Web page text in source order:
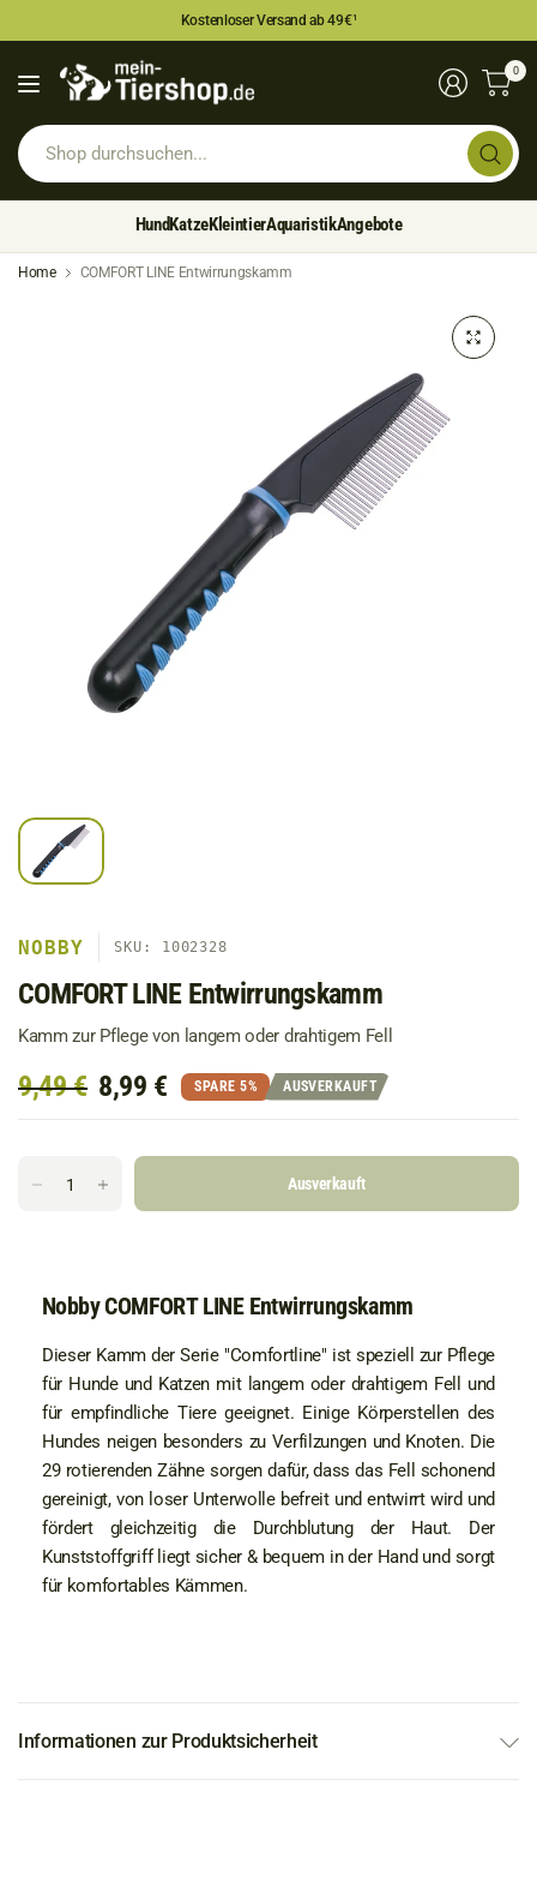
Kostenloser Versand ab 49€¹
0
HundKatzeKleintierAquaristikAngebote
Home COMFORT LINE Entwirrungskamm
NOBBY SKU: 1002328
COMFORT LINE Entwirrungskamm
Kamm zur Pflege von langem oder drahtigem Fell
9,49 € 8,99 € SPARE 5% AUSVERKAUFT
Ausverkauft
Nobby COMFORT LINE Entwirrungskamm
Dieser Kamm der Serie "Comfortline" ist speziell zur Pflege
für Hunde und Katzen mit langem oder drahtigem Fell und
für empfindliche Tiere geeignet. Einige Körperstellen des
Hundes neigen besonders zu Verfilzungen und Knoten. Die
29 rotierenden Zähne sorgen dafür, dass das Fell schonend
gereinigt, von loser Unterwolle befreit und entwirrt wird und
fördert gleichzeitig die Durchblutung der Haut. Der
Kunststoffgriff liegt sicher & bequem in der Hand und sorgt
für komfortables Kämmen.
Informationen zur Produktsicherheit